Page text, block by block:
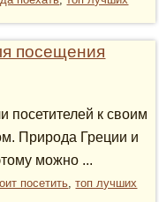
посещения
посетителей к своим
Природа Греции и
можно ...
посетить,топ лучших